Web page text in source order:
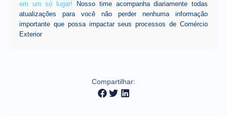
em um só lugar! Nosso time acompanha diariamente todas
atualizações para você não perder nenhuma informação
importante que possa impactar seus processos de Comércio
Exterior
Compartilhar: